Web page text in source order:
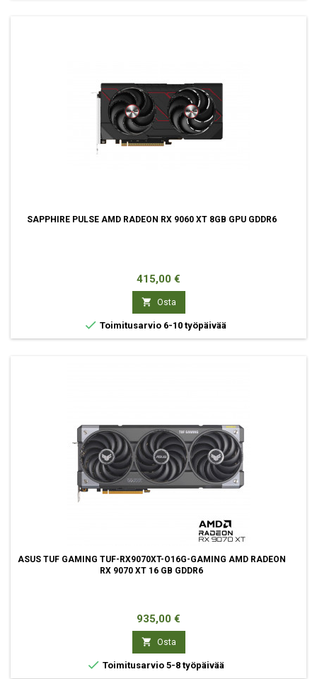
SAPPHIRE PULSE AMD RADEON RX 9060 XT 8GB GPU GDDR6
Hinta
415,00 €
 Osta
 Toimitusarvio 6-10 työpäivää
ASUS TUF GAMING TUF-RX9070XT-O16G-GAMING AMD RADEON
RX 9070 XT 16 GB GDDR6
Hinta
935,00 €
 Osta
 Toimitusarvio 5-8 työpäivää